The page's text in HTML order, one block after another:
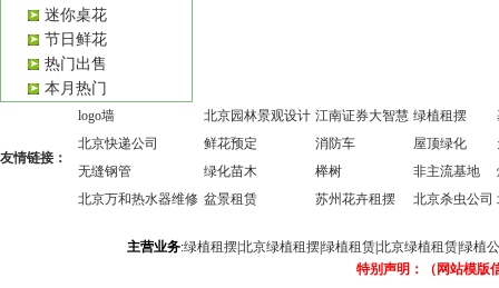
迷你桌花
节日鲜花
热门出售
本月热门
友情链接：
logo墙 北京园林景观设计 江南证券大智慧 绿植租摆
北京快递公司
鲜花预定 消防车 屋顶绿化
无缝钢管
绿化苗木 榉树 非主流基地
北京万和热水器维修 盆景租赁 苏州花卉租摆 北京杀虫公司
主营业务:绿植租摆|北京绿植租摆|绿植租赁|北京绿植租赁|绿植
特别声明：（网站模版